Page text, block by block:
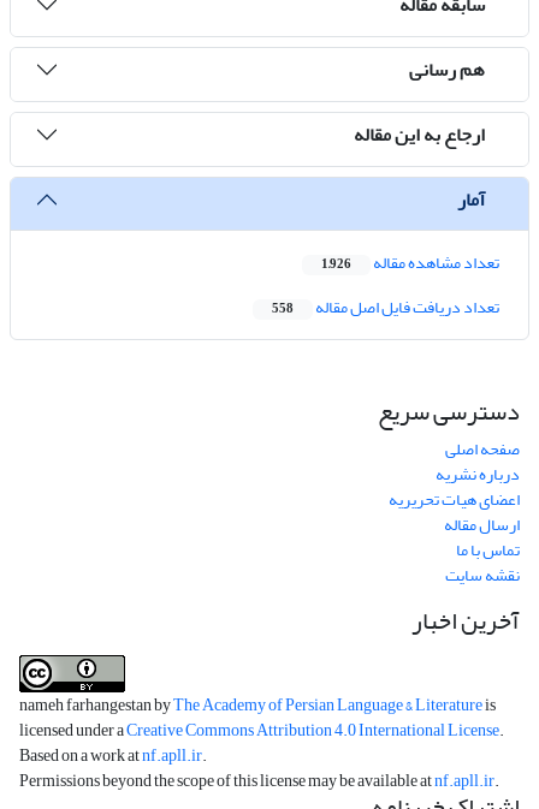
هم رسانی
ارجاع به این مقاله
آمار
تعداد مشاهده مقاله 1,926
تعداد دریافت فایل اصل مقاله 558
دسترسی سریع
صفحه اصلی
درباره نشریه
اعضای هیات تحریریه
ارسال مقاله
تماس با ما
نقشه سایت
آخرین اخبار
nameh farhangestan byThe Academy of Persian Language & Literatureis
licensed under aCreative Commons Attribution 4.0 International License.
Based on a work atnf.apll.ir.
Permissions beyond the scope of this license may be available atnf.apll.ir.